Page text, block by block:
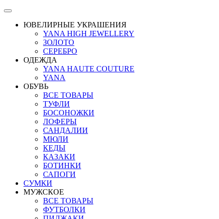
ЮВЕЛИРНЫЕ УКРАШЕНИЯ
YANA HIGH JEWELLERY
ЗОЛОТО
СЕРЕБРО
ОДЕЖДА
YANA HAUTE COUTURE
YANA
ОБУВЬ
ВСЕ ТОВАРЫ
ТУФЛИ
БОСОНОЖКИ
ЛОФЕРЫ
САНДАЛИИ
МЮЛИ
КЕДЫ
КАЗАКИ
БОТИНКИ
САПОГИ
СУМКИ
МУЖСКОЕ
ВСЕ ТОВАРЫ
ФУТБОЛКИ